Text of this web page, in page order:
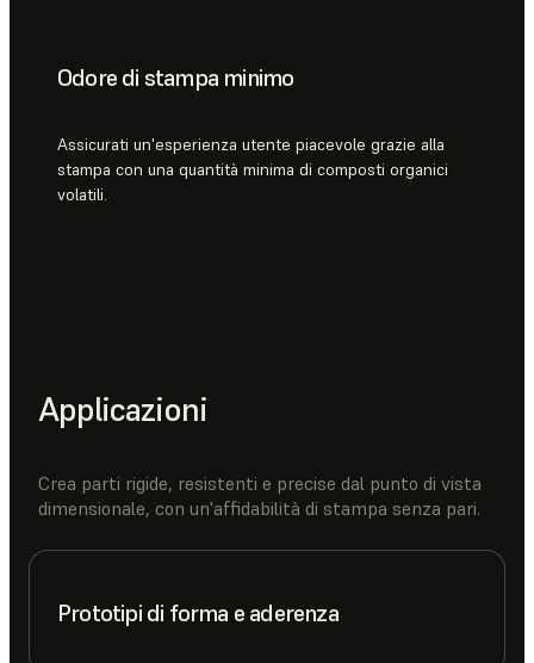
Odore di stampa minimo
Assicurati un'esperienza utente piacevole grazie alla
stampa con una quantità minima di composti organici
volatili.
Applicazioni
Crea parti rigide, resistenti e precise dal punto di vista
dimensionale, con un'affidabilità di stampa senza pari.
Prototipi di forma e aderenza